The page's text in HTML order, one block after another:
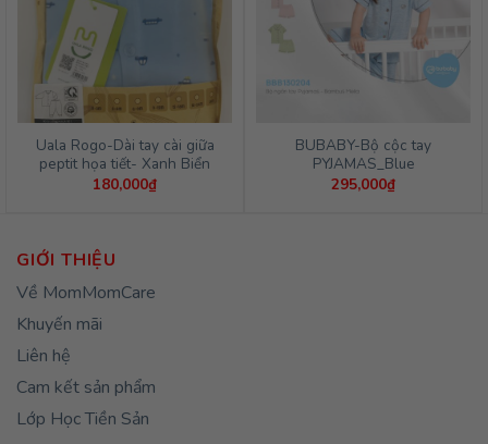
Uala Rogo-Dài tay cài giữa
peptit họa tiết- Xanh Biển
180,000₫
BUBABY-Bộ cộc tay
PYJAMAS_Blue
295,000₫
GIỚI THIỆU
Về MomMomCare
Khuyến mãi
Liên hệ
Cam kết sản phẩm
Lớp Học Tiền Sản